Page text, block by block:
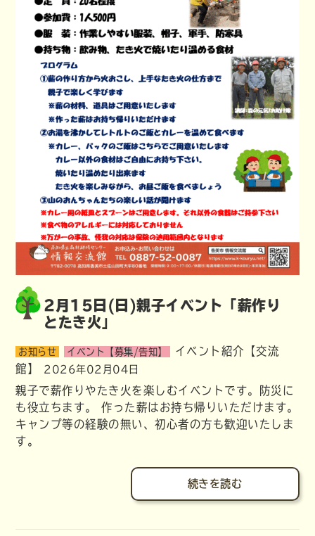
2月15日(日)親子イベント「薪作り
とたき火」
お知らせ イベント【募集/告知】
イベント紹介【交流
館】
2026年02月04日
親子で薪作りやたき火を楽しむイベントです。防災に
も役立ちます。 作った薪はお持ち帰りいただけます。
キャンプ等の経験の無い、初心者の方も歓迎いたしま
す。
続きを読む